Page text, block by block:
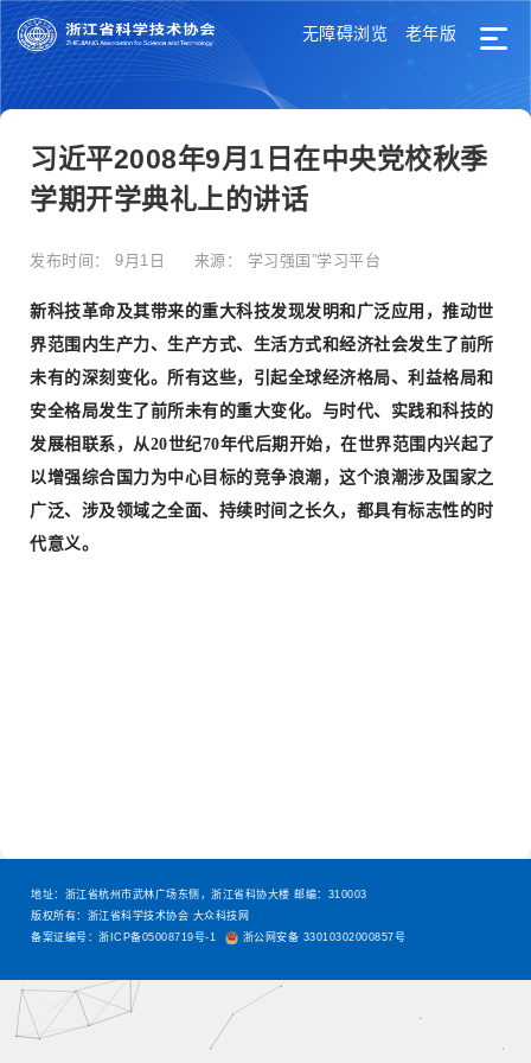
无障碍浏览 老年版
习近平2008年9月1日在中央党校秋季
学期开学典礼上的讲话
发布时间： 9月1日 来源： 学习强国”学习平台
新科技革命及其带来的重大科技发现发明和广泛应用，推动世
界范围内生产力、生产方式、生活方式和经济社会发生了前所
未有的深刻变化。所有这些，引起全球经济格局、利益格局和
安全格局发生了前所未有的重大变化。与时代、实践和科技的
发展相联系，从20世纪70年代后期开始，在世界范围内兴起了
以增强综合国力为中心目标的竞争浪潮，这个浪潮涉及国家之
广泛、涉及领域之全面、持续时间之长久，都具有标志性的时
代意义。
地址：浙江省杭州市武林广场东侧，浙江省科协大楼 邮编：310003
版权所有：浙江省科学技术协会 大众科技网
备案证编号：浙ICP备05008719号-1
浙公网安备 33010302000857号